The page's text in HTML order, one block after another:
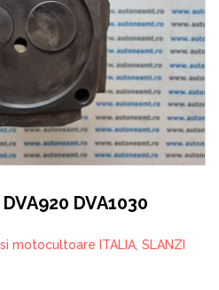
DVA1030
motocultoare ITALIA, SLANZI